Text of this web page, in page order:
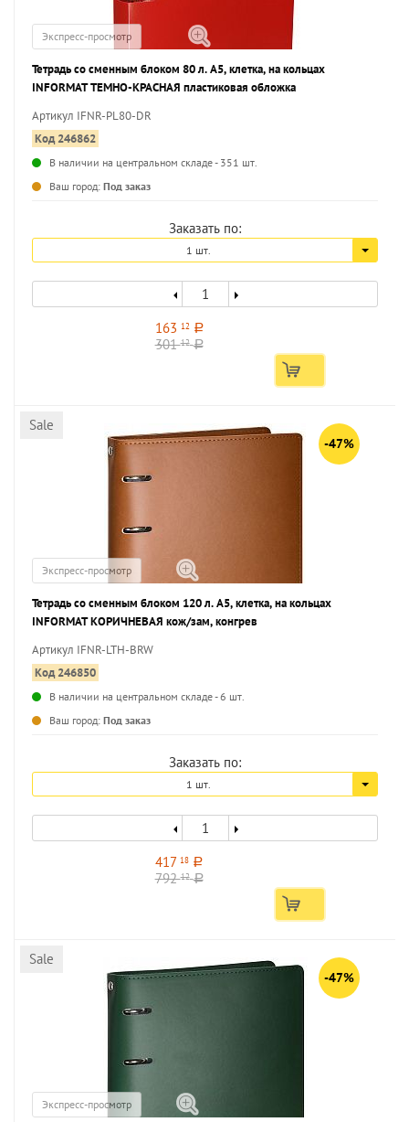
Экспресс-просмотр
Тетрадь со сменным блоком 80 л. А5, клетка, на кольцах
INFORMAT ТЕМНО-КРАСНАЯ пластиковая обложка
Артикул IFNR-PL80-DR
Код 246862
В наличии на центральном складе - 351 шт.
Ваш город: Под заказ
Заказать по:
1 шт.
163 12 a
30112 a
Sale
-47%
Экспресс-просмотр
Тетрадь со сменным блоком 120 л. А5, клетка, на кольцах
INFORMAT КОРИЧНЕВАЯ кож/зам, конгрев
Артикул IFNR-LTH-BRW
Код 246850
В наличии на центральном складе - 6 шт.
Ваш город: Под заказ
Заказать по:
1 шт.
41718 a
79212 a
Sale
-47%
Экспресс-просмотр